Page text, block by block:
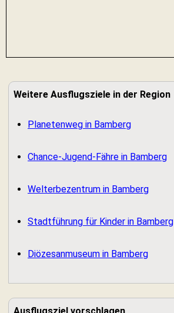
Weitere Ausflugsziele in der Region
Planetenweg in Bamberg
Chance-Jugend-Fähre in Bamberg
Welterbezentrum in Bamberg
Stadtführung für Kinder in Bamberg
Diözesanmuseum in Bamberg